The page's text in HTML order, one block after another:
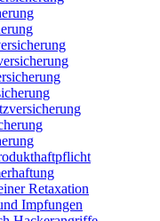
Retaxation
Impfungen